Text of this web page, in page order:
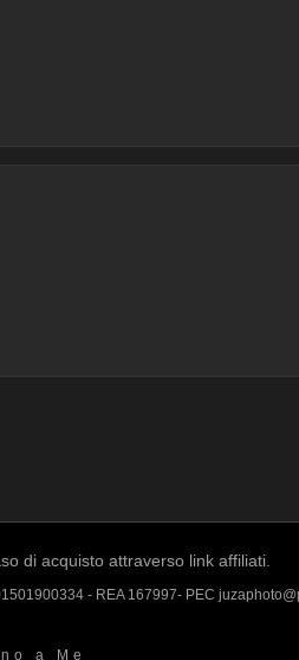
di acquisto attraverso link affiliati.
- REA 167997- PEC
a Me